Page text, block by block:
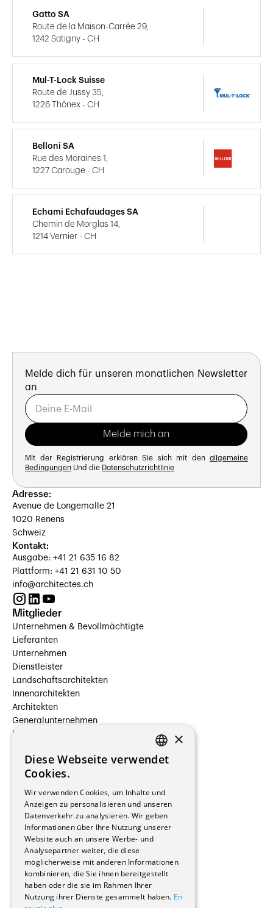
Gatto SA
Route de la Maison-Carrée 29,
1242 Satigny - CH
Mul-T-Lock Suisse
Route de Jussy 35,
1226 Thônex - CH
Belloni SA
Rue des Moraines 1,
1227 Carouge - CH
Echami Echafaudages SA
Chemin de Morglas 14,
1214 Vernier - CH
Melde dich für unseren monatlichen Newsletter
an
Mit der Registrierung erklären Sie sich mit den allgemeine
Bedingungen Und die Datenschutzrichtlinie
Adresse:
Avenue de Longemalle 21
1020 Renens
Schweiz
Kontakt:
Ausgabe: +41 21 635 16 82
Plattform: +41 21 631 10 50
info@architectes.ch
Mitglieder
Unternehmen & Bevollmächtigte
Lieferanten
Unternehmen
Dienstleister
Landschaftsarchitekten
Innenarchitekten
Architekten
Generalunternehmen
Beauftragte Unternehmen
Hersteller/Lieferanten
Bauherrschaften
Immobilienverwaltungsgesellschaften
Stockwerkeigentum
Reportagen
Wohnungen
Renovierungen
Innere Umbauten
Gastgewerbe und Tourismus
Verwaltungsgebäude und Geschäfte
Schuleinrichtungen
FRENCH
×
Diese Webseite verwendet
Cookies.
Wir verwenden Cookies, um Inhalte und
Anzeigen zu personalisieren und unseren
Datenverkehr zu analysieren. Wir geben
Informationen über Ihre Nutzung unserer
Website auch an unsere Werbe- und
Analysepartner weiter, die diese
möglicherweise mit anderen Informationen
kombinieren, die Sie ihnen bereitgestellt
haben oder die sie im Rahmen Ihrer
Nutzung ihrer Dienste gesammelt haben. En